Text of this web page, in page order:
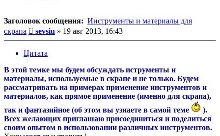
Заголовок сообщения: Инструменты и материалы для
скрапа
Сообщение
sevsiu » 19 авг 2013, 16:43
Цитата
В этой темке мы будем обсуждать иструменты и
материалы, используемые в скрапе и не только. Будем
рассматривать на примерах применение инструментов и
материалов, как прямое применение (именно для скрапа),
так и фантазийное (об этом вы узнаете в самой теме
).
Всех желающих приглашаю присоединиться и поделиться
своим опытом в использовании различных инструментов.